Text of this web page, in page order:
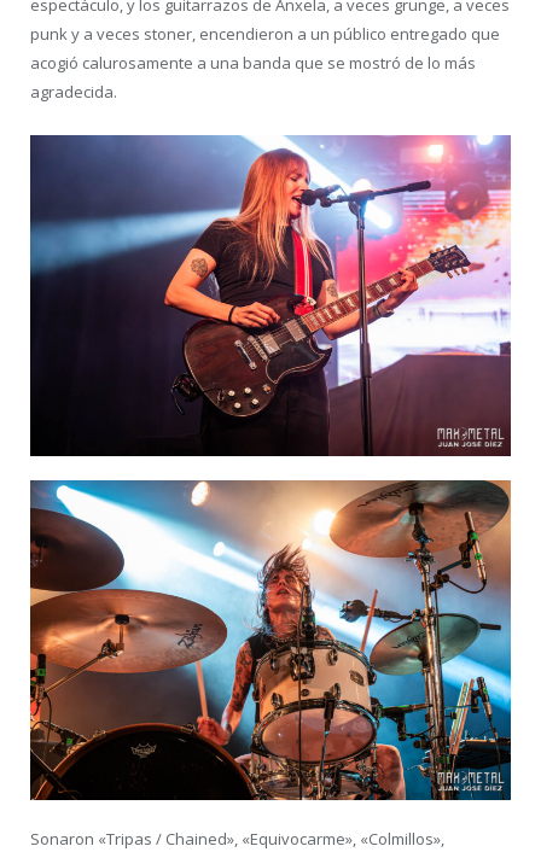
espectáculo, y los guitarrazos de Anxela, a veces grunge, a veces
punk y a veces stoner, encendieron a un público entregado que
acogió calurosamente a una banda que se mostró de lo más
agradecida.
Sonaron «Tripas / Chained», «Equivocarme», «Colmillos»,